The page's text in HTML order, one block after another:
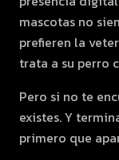
mascotas no
prefieren la
trata a su perro
Pero si no te
existes. Y
primero que